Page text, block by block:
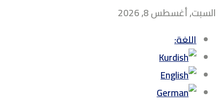
السبت, أغسطس 8, 2026
اللغة: